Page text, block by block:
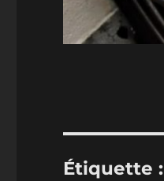
Étiquette :